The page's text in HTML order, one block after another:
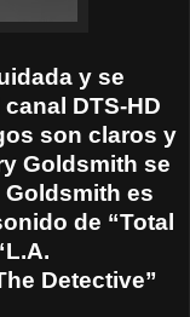
y se
DTS-HD
son claros y
Goldsmith se
es
de “Total
Detective”